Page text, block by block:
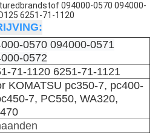
094000-0570 094000-
6251-71-1120
0570 094000-0571
0572
71-1120 6251-71-1121
KOMATSU pc350-7, pc400-
7, PC550, WA320,